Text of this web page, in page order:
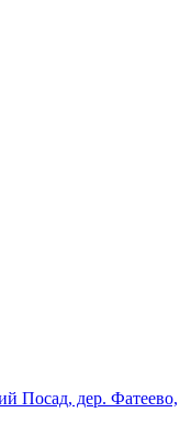
Посад, дер. Фатеево,